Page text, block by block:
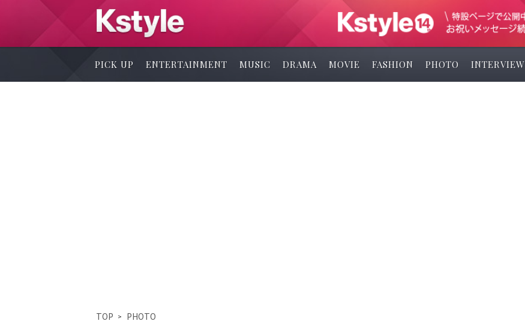
PICK UP ENTERTAINMENT MUSIC DRAMA MOVIE FASHION PHOTO INTERVIEW
TOP PHOTO